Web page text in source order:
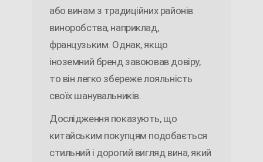
або винам з традиційних районів
виноробства, наприклад,
французьким. Однак, якщо
іноземний бренд завоював довіру,
то він легко збереже лояльність
своїх шанувальників.
Дослідження показують, що
китайським покупцям подобається
стильний і дорогий вигляд вина, який